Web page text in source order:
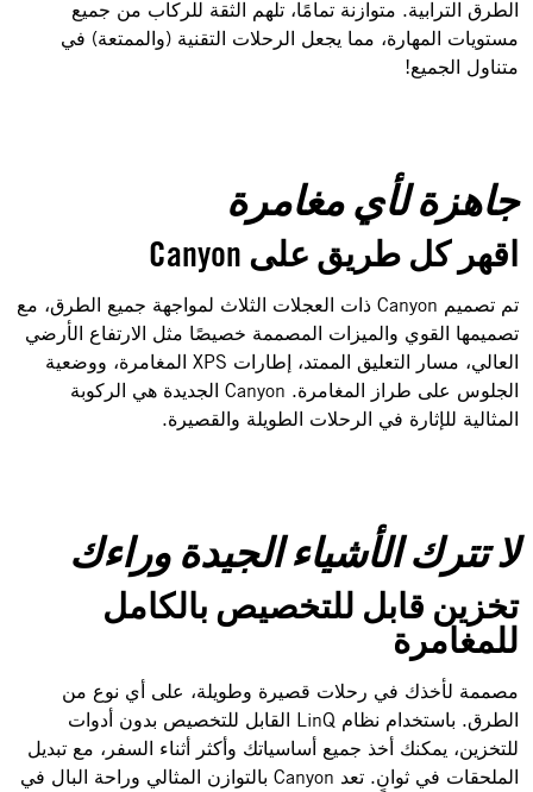
الطرق الترابية. متوازنة تمامًا، تلهم الثقة للركاب من جميع
مستويات المهارة، مما يجعل الرحلات التقنية (والممتعة) في
متناول الجميع!
جاهزة لأي مغامرة
اقهر كل طريق على Canyon
تم تصميم Canyon ذات العجلات الثلاث لمواجهة جميع الطرق، مع
تصميمها القوي والميزات المصممة خصيصًا مثل الارتفاع الأرضي
العالي، مسار التعليق الممتد، إطارات XPS المغامرة، ووضعية
الجلوس على طراز المغامرة. Canyon الجديدة هي الركوبة
المثالية للإثارة في الرحلات الطويلة والقصيرة.
لا تترك الأشياء الجيدة وراءك
تخزين قابل للتخصيص بالكامل
للمغامرة
مصممة لأخذك في رحلات قصيرة وطويلة، على أي نوع من
الطرق. باستخدام نظام LinQ القابل للتخصيص بدون أدوات
للتخزين، يمكنك أخذ جميع أساسياتك وأكثر أثناء السفر، مع تبديل
الملحقات في ثوانٍ. تعد Canyon بالتوازن المثالي وراحة البال في